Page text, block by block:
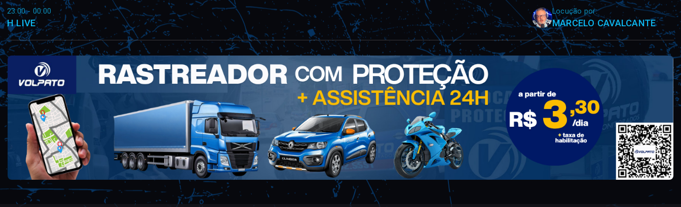
23:00 - 00:00
H LIVE
Locução por:
MARCELO CAVALCANTE